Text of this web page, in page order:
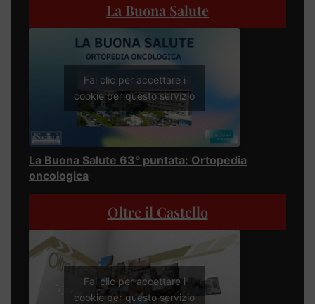
La Buona Salute
Fai clic per accettare i
cookie per questo servizio
La Buona Salute 63° puntata: Ortopedia
oncologica
Oltre il Castello
Fai clic per accettare i
cookie per questo servizio